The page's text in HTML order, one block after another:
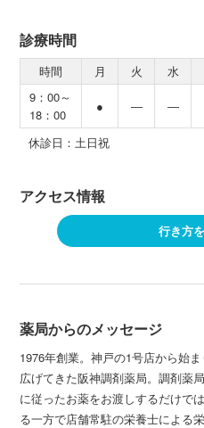
診療時間
時間 月 火 水
9：00～
18：00
● ― ―
休診日：土日祝
アクセス情報
行き方
薬局からのメッセージ
1976年創業。神戸の1号店から始
広げてきた阪神調剤薬局。調剤薬
に従ったお薬をお渡しするだけで
る一方で店舗常駐の栄養士による